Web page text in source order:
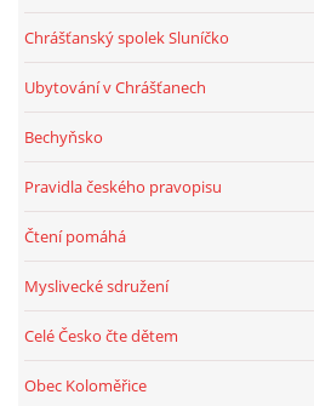
Chrášťanský spolek Sluníčko
Ubytování v Chrášťanech
Bechyňsko
Pravidla českého pravopisu
Čtení pomáhá
Myslivecké sdružení
Celé Česko čte dětem
Obec Koloměřice